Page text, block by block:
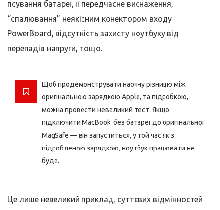
псування батареї, її передчасне виснаження,
“спалювання” неякісним конектором входу
PowerBoard, відсутність захисту ноутбуку від
перепадів напруги, тощо.
Щоб продемонструвати наочну різницю між
оригінальною зарядкою Apple, та підробкою,
можна провести невеликий тест. Якщо
підключити MacBook без батареї до оригінальної
MagSafe — він запуститься, у той час як з
підробленою зарядкою, ноутбук працювати не
буде.
Це лише невеликий приклад, суттєвих відмінностей